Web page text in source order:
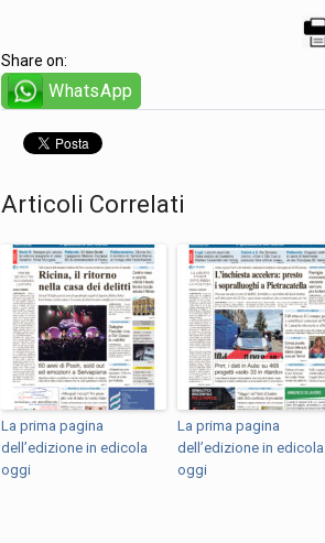
Share on:
WhatsApp
Articoli Correlati
La prima pagina
dell’edizione in edicola
oggi
La prima pagina
dell’edizione in edicola
oggi